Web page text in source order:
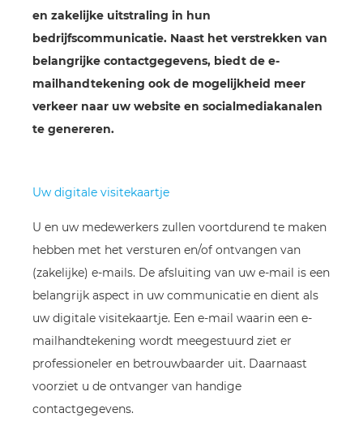
en zakelijke uitstraling in hun
bedrijfscommunicatie. Naast het verstrekken van
belangrijke contactgegevens, biedt de e-
mailhandtekening ook de mogelijkheid meer
verkeer naar uw website en socialmediakanalen
te genereren.
Uw digitale visitekaartje
U en uw medewerkers zullen voortdurend te maken
hebben met het versturen en/of ontvangen van
(zakelijke) e-mails. De afsluiting van uw e-mail is een
belangrijk aspect in uw communicatie en dient als
uw digitale visitekaartje. Een e-mail waarin een e-
mailhandtekening wordt meegestuurd ziet er
professioneler en betrouwbaarder uit. Daarnaast
voorziet u de ontvanger van handige
contactgegevens.